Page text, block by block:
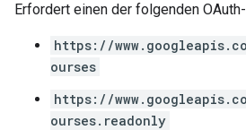
Erfordert einen der folgenden
https://
ourses
https://
ourses.readonly